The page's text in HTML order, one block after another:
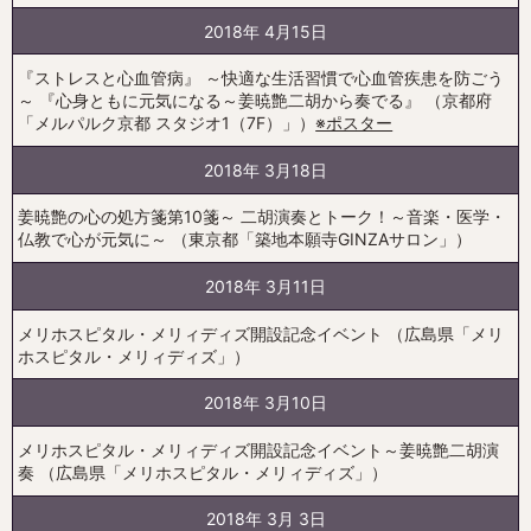
2018年 4月15日
『ストレスと心血管病』 ～快適な生活習慣で心血管疾患を防ごう
～ 『心身ともに元気になる～姜暁艶二胡から奏でる』 （京都府
「メルパルク京都 スタジオ1（7F）」）※ポスター
2018年 3月18日
姜暁艶の心の処方箋第10箋～ 二胡演奏とトーク！～音楽・医学・
仏教で心が元気に～ （東京都「築地本願寺GINZAサロン」）
2018年 3月11日
メリホスピタル・メリィディズ開設記念イベント （広島県「メリ
ホスピタル・メリィディズ」）
2018年 3月10日
メリホスピタル・メリィディズ開設記念イベント～姜暁艶二胡演
奏 （広島県「メリホスピタル・メリィディズ」）
2018年 3月 3日